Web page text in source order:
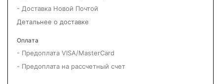
- Доставка Новой Почтой
Детальнее о доставке
Оплата
- Предоплата VISA/MasterCard
- Предоплата на рассчетный счет